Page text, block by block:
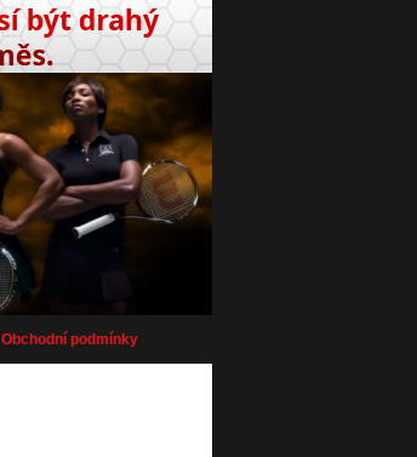
Obchodní podmínky